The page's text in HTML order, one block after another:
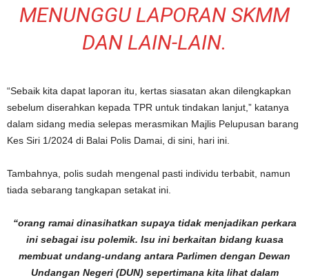
MENUNGGU LAPORAN SKMM
DAN LAIN-LAIN.
“Sebaik kita dapat laporan itu, kertas siasatan akan dilengkapkan
sebelum diserahkan kepada TPR untuk tindakan lanjut,” katanya
dalam sidang media selepas merasmikan Majlis Pelupusan barang
Kes Siri 1/2024 di Balai Polis Damai, di sini, hari ini.
Tambahnya, polis sudah mengenal pasti individu terbabit, namun
tiada sebarang tangkapan setakat ini.
“orang ramai dinasihatkan supaya tidak menjadikan perkara
ini sebagai isu polemik. Isu ini berkaitan bidang kuasa
membuat undang-undang antara Parlimen dengan Dewan
Undangan Negeri (DUN) sepertimana kita lihat dalam